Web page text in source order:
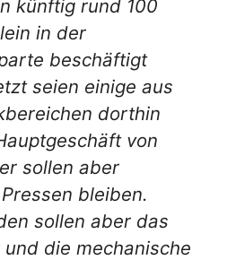
künftig rund 100
in der
beschäftigt
seien einige aus
dorthin
von
sollen aber
bleiben.
sollen aber das
die mechanische